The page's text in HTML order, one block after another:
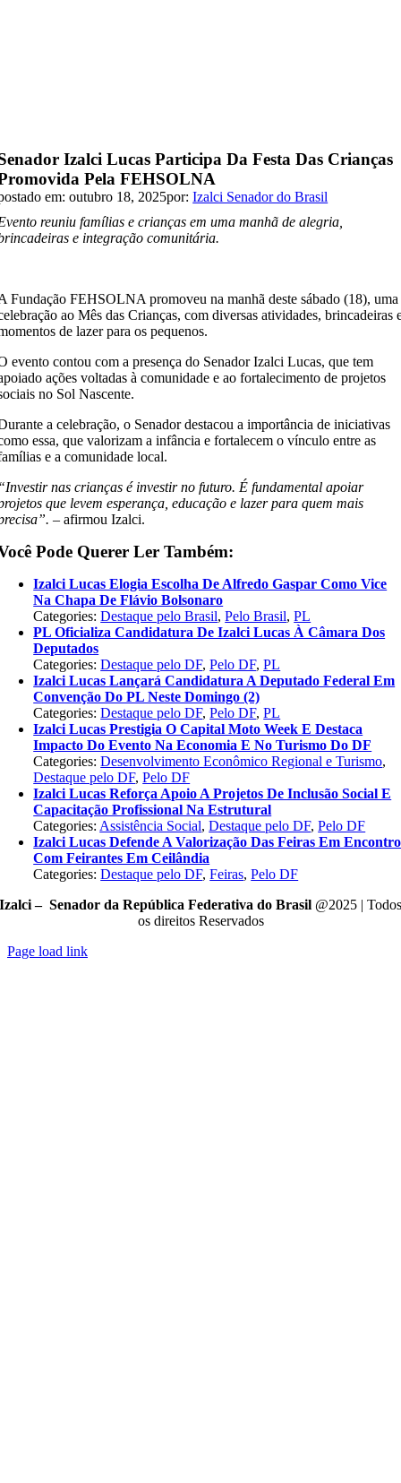
Izalci Lucas Participa Da Festa Das Crianças
Pela FEHSOLNA
em: outubro 18, 2025por:Izalci Senador do Brasil
reuniu famílias e crianças em uma manhã de alegria,
e integração comunitária.
Fundação FEHSOLNA promoveu na manhã deste sábado (18), uma
ao Mês das Crianças, com diversas atividades, brincadeiras
de lazer para os pequenos.
evento contou com a presença do Senador Izalci Lucas, que tem
ações voltadas à comunidade e ao fortalecimento de projetos
no Sol Nascente.
a celebração, o Senador destacou a importância de iniciativas
essa, que valorizam a infância e fortalecem o vínculo entre as
e a comunidade local.
nas crianças é investir no futuro. É fundamental apoiar
que levem esperança, educação e lazer para quem mais
– afirmou Izalci.
Pode Querer Ler Também:
Izalci Lucas Elogia Escolha De Alfredo Gaspar Como Vice
Na Chapa De Flávio Bolsonaro
Categories:Destaque pelo Brasil,Pelo Brasil,PL
PL Oficializa Candidatura De Izalci Lucas À Câmara Dos
Deputados
Categories:Destaque pelo DF,Pelo DF,PL
Izalci Lucas Lançará Candidatura A Deputado Federal Em
Convenção Do PL Neste Domingo (2)
Categories:Destaque pelo DF,Pelo DF,PL
Izalci Lucas Prestigia O Capital Moto Week E Destaca
Impacto Do Evento Na Economia E No Turismo Do DF
Categories:Desenvolvimento Econômico Regional e Turismo,
Destaque pelo DF,Pelo DF
Izalci Lucas Reforça Apoio A Projetos De Inclusão Social E
Capacitação Profissional Na Estrutural
Categories: Assistência Social,Destaque pelo DF,Pelo DF
Izalci Lucas Defende A Valorização Das Feiras Em Encontro
Com Feirantes Em Ceilândia
Categories:Destaque pelo DF,Feiras,Pelo DF
Izalci – Senador da República Federativa do Brasil @2025 | Todos
os direitos Reservados
Page load link